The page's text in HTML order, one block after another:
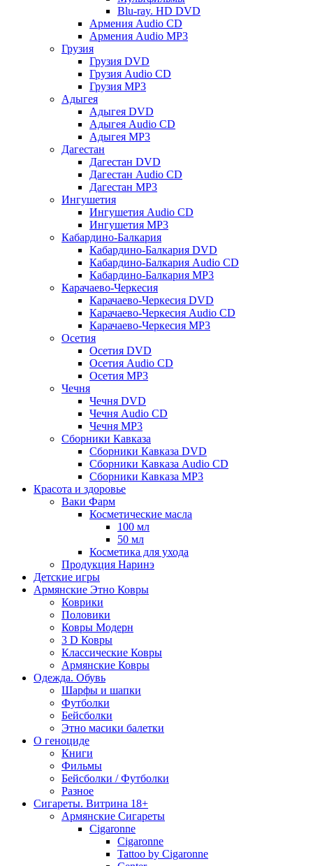
Blu-ray. HD DVD
Армения Audio CD
Армения Audio MP3
Грузия
Грузия DVD
Грузия Audio CD
Грузия MP3
Адыгея
Адыгея DVD
Адыгея Audio CD
Адыгея MP3
Дагестан
Дагестан DVD
Дагестан Audio CD
Дагестан MP3
Ингушетия
Ингушетия Audio CD
Ингушетия MP3
Кабардино-Балкария
Кабардино-Балкария DVD
Кабардино-Балкария Audio CD
Кабардино-Балкария MP3
Карачаево-Черкесия
Карачаево-Черкесия DVD
Карачаево-Черкесия Audio CD
Карачаево-Черкесия MP3
Осетия
Осетия DVD
Осетия Audio CD
Осетия MP3
Чечня
Чечня DVD
Чечня Audio CD
Чечня MP3
Сборники Кавказа
Сборники Кавказа DVD
Сборники Кавказа Audio CD
Сборники Кавказа MP3
Красота и здоровье
Ваки Фарм
Косметические масла
100 мл
50 мл
Косметика для ухода
Продукция Наринэ
Детские игры
Армянские Этно Ковры
Коврики
Половики
Ковры Модерн
3 D Ковры
Классические Ковры
Армянские Ковры
Одежда. Обувь
Шарфы и шапки
Футболки
Бейсболки
Этно масики балетки
О геноциде
Книги
Фильмы
Бейсболки / Футболки
Разное
Сигареты. Витрина 18+
Армянские Сигареты
Cigaronne
Cigaronne
Tattoo by Cigaronne